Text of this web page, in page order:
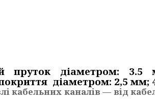
пруток
діаметром: 2,5 мм;
каналів — від